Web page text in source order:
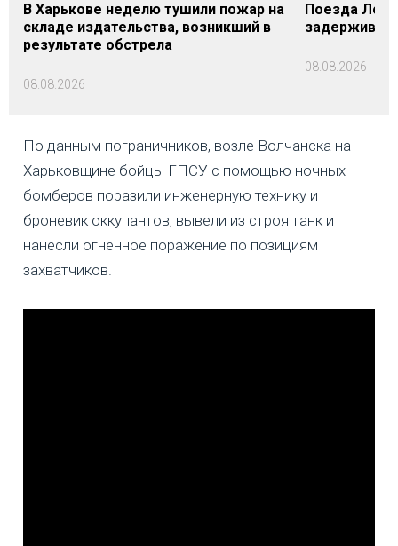
В Харькове неделю тушили пожар на
складе издательства, возникший в
результате обстрела
08.08.2026
Поезда
08.08.2026
По данным пограничников, возле Волчанска на
Харьковщине бойцы ГПСУ с помощью ночных
бомберов поразили инженерную технику и
броневик оккупантов, вывели из строя танк и
нанесли огненное поражение по позициям
захватчиков.